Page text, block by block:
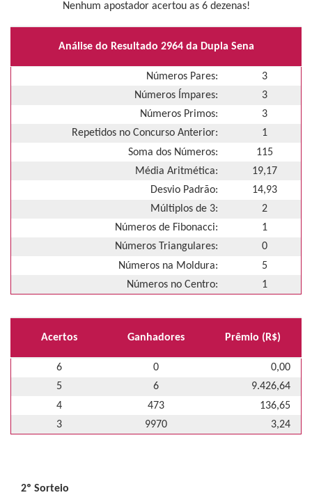
Nenhum apostador acertou as 6 dezenas!
Análise do Resultado 2964 da Dupla Sena
Números Pares:
3
Números Ímpares:
3
Números Primos:
3
Repetidos no Concurso Anterior:
1
Soma dos Números:
115
Média Aritmética:
19,17
Desvio Padrão:
14,93
Múltiplos de 3:
2
Números de Fibonacci:
1
Números Triangulares:
0
Números na Moldura:
5
Números no Centro:
1
Acertos Ganhadores Prêmio (R$)
6 0
0,00
5
6
9.426,64
4
473
136,65
3
9970 3,24
2º Sorteio